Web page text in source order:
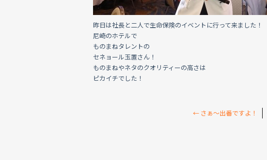
昨日は社長と二人で生命保険のイベントに行って来ました！
尼崎のホテルで
ものまねタレントの
セネョール玉置さん！
ものまねやネタのクオリティーの高さは
ピカイチでした！
← さぁ～出番ですよ！